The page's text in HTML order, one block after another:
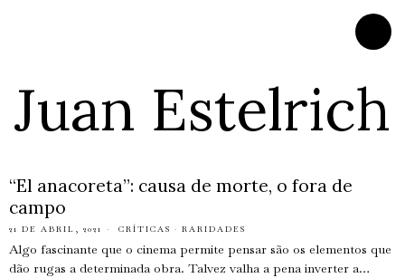
Juan Estelrich
“El anacoreta”: causa de morte, o fora de
campo
21 DE ABRIL, 2021 CRÍTICAS · RARIDADES
Algo fascinante que o cinema permite pensar são os elementos que
dão rugas a determinada obra. Talvez valha a pena inverter a…